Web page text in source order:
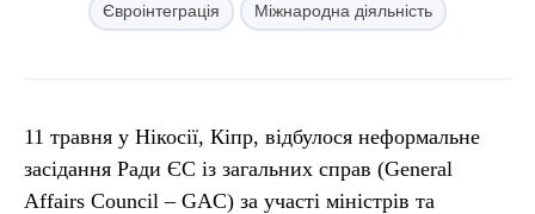
Євроінтеграція Міжнародна діяльність
11 травня у Нікосії, Кіпр, відбулося неформальне
засідання Ради ЄС із загальних справ (General
Affairs Council – GAC) за участі міністрів та